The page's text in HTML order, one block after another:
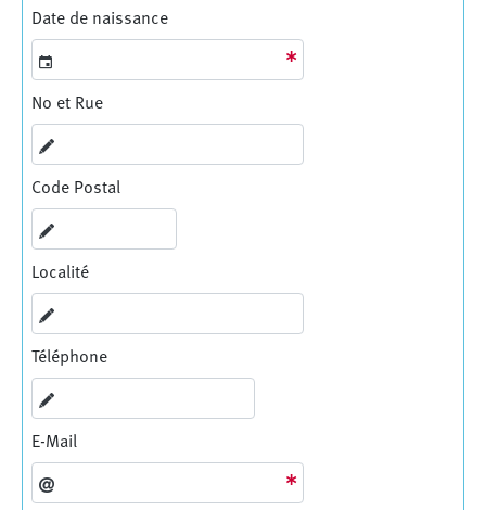
Date de naissance
No et Rue
Code Postal
Localité
Téléphone
E-Mail